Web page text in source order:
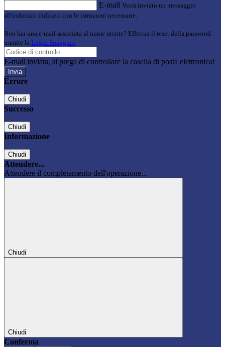
E-mail Verrà inviato un messaggio
all'indirizzo indicato con le istruzioni necessarie.
Non hai una e-mail associata al nome utente? Effettua il reset della password
tramite la Login Spaggiari
E-mail inviata, si prega di controllare la casella di posta elettronica!
Errore
Chiudi
Successo
Chiudi
Informazione
Chiudi
Attendere...
Attendere il completamento dell'operazione...
Chiudi
Chiudi
Conferma